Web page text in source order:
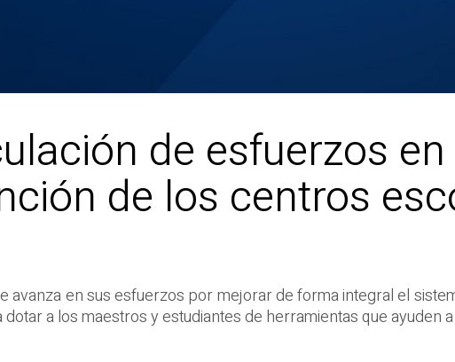
de esfuerzos
de los centros
avanza en sus esfuerzos por mejorar de forma integral el
a los maestros y estudiantes de herramientas que ayuden